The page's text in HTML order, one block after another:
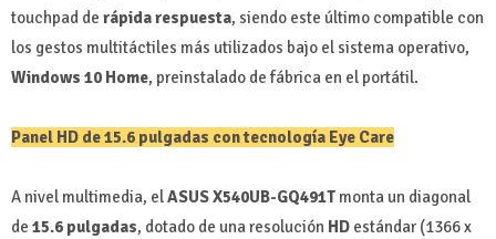
touchpad de rápida respuesta, siendo este último compatible con
los gestos multitáctiles más utilizados bajo el sistema operativo,
Windows 10 Home, preinstalado de fábrica en el portátil.
Panel HD de 15.6 pulgadas con tecnología Eye Care
A nivel multimedia, elASUS X540UB-GQ491T monta un diagonal
de 15.6 pulgadas, dotado de una resolución HD estándar (1366 x